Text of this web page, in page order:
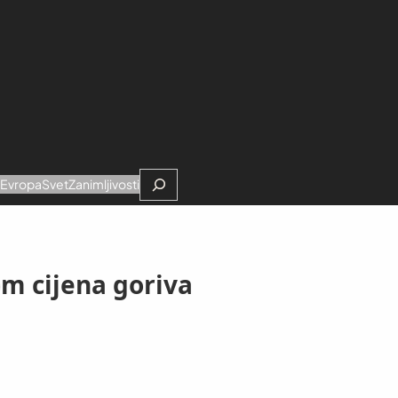
EvropaSvetZanimljivostiSearch
cijena goriva